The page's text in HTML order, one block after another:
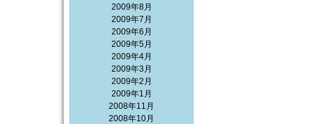
2009年8月
2009年7月
2009年6月
2009年5月
2009年4月
2009年3月
2009年2月
2009年1月
2008年11月
2008年10月